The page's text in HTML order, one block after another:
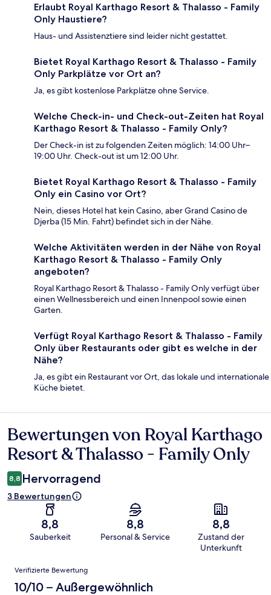
Erlaubt Royal Karthago Resort & Thalasso - Family
Only Haustiere?
Haus- und Assistenztiere sind leider nicht gestattet.
Bietet Royal Karthago Resort & Thalasso - Family
Only Parkplätze vor Ort an?
Ja, es gibt kostenlose Parkplätze ohne Service.
Welche Check-in- und Check-out-Zeiten hat Royal
Karthago Resort & Thalasso - Family Only?
Der Check-in ist zu folgenden Zeiten möglich: 14:00 Uhr–
19:00 Uhr. Check-out ist um 12:00 Uhr.
Bietet Royal Karthago Resort & Thalasso - Family
Only ein Casino vor Ort?
Nein, dieses Hotel hat kein Casino, aber Grand Casino de
Djerba (15 Min. Fahrt) befindet sich in der Nähe.
Welche Aktivitäten werden in der Nähe von Royal
Karthago Resort & Thalasso - Family Only
angeboten?
Royal Karthago Resort & Thalasso - Family Only verfügt über
einen Wellnessbereich und einen Innenpool sowie einen
Garten.
Verfügt Royal Karthago Resort & Thalasso - Family
Only über Restaurants oder gibt es welche in der
Nähe?
Ja, es gibt ein Restaurant vor Ort, das lokale und internationale
Küche bietet.
Bewertungen
Bewertungen von Royal Karthago
Resort & Thalasso - Family Only
8,8 Hervorragend
3 Bewertungen
8,8
Sauberkeit
8,8
Personal & Service
8,8
Zustand der
Unterkunft
Bewertungen
Verifizierte Bewertung
10/10 – Außergewöhnlich